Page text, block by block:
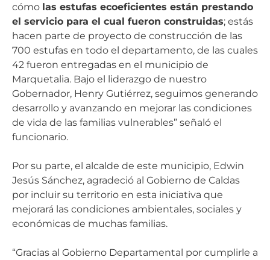
cómo las estufas ecoeficientes están prestando
el servicio para el cual fueron construidas; estás
hacen parte de proyecto de construcción de las
700 estufas en todo el departamento, de las cuales
42 fueron entregadas en el municipio de
Marquetalia. Bajo el liderazgo de nuestro
Gobernador, Henry Gutiérrez, seguimos generando
desarrollo y avanzando en mejorar las condiciones
de vida de las familias vulnerables” señaló el
funcionario.
Por su parte, el alcalde de este municipio, Edwin
Jesús Sánchez, agradeció al Gobierno de Caldas
por incluir su territorio en esta iniciativa que
mejorará las condiciones ambientales, sociales y
económicas de muchas familias.
“Gracias al Gobierno Departamental por cumplirle a